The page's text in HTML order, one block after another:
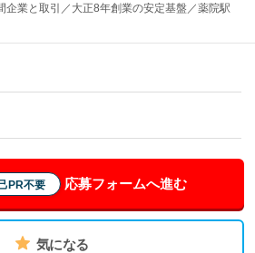
企業と取引／大正8年創業の安定基盤／薬院駅
PR不要 応募フォームへ進む
気になる